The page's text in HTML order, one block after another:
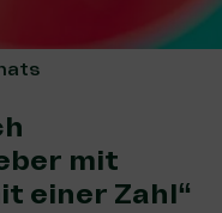
mit
einer Zahl“